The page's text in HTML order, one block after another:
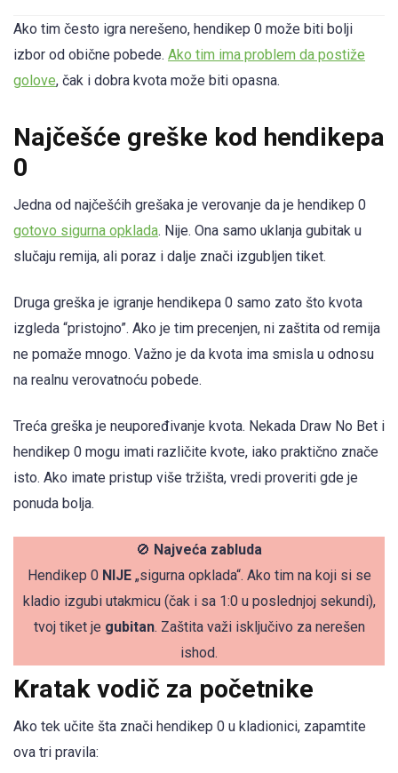
Ako tim često igra nerešeno, hendikep 0 može biti bolji
izbor od obične pobede. Ako tim ima problem da postiže
golove, čak i dobra kvota može biti opasna.
Najčešće greške kod hendikepa
0
Jedna od najčešćih grešaka je verovanje da je hendikep 0
gotovo sigurna opklada. Nije. Ona samo uklanja gubitak u
slučaju remija, ali poraz i dalje znači izgubljen tiket.
Druga greška je igranje hendikepa 0 samo zato što kvota
izgleda “pristojno”. Ako je tim precenjen, ni zaštita od remija
ne pomaže mnogo. Važno je da kvota ima smisla u odnosu
na realnu verovatnoću pobede.
Treća greška je neupoređivanje kvota. Nekada Draw No Bet i
hendikep 0 mogu imati različite kvote, iako praktično znače
isto. Ako imate pristup više tržišta, vredi proveriti gde je
ponuda bolja.
🚫 Najveća zabluda
Hendikep 0 NIJE„sigurna opklada“. Ako tim na koji si se
kladio izgubi utakmicu (čak i sa 1:0 u poslednjoj sekundi),
tvoj tiket je gubitan. Zaštita važi isključivo za nerešen
ishod.
Kratak vodič za početnike
Ako tek učite šta znači hendikep 0 u kladionici, zapamtite
ova tri pravila: